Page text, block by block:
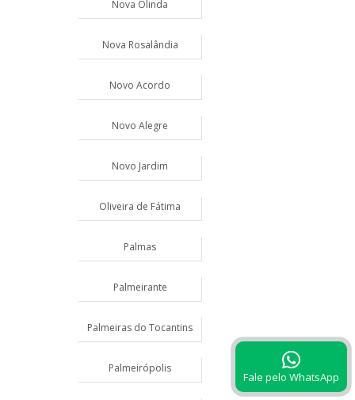
Nova Olinda
Nova Rosalândia
Novo Acordo
Novo Alegre
Novo Jardim
Oliveira de Fátima
Palmas
Palmeirante
Palmeiras do Tocantins
Palmeirópolis
Fale pelo WhatsApp